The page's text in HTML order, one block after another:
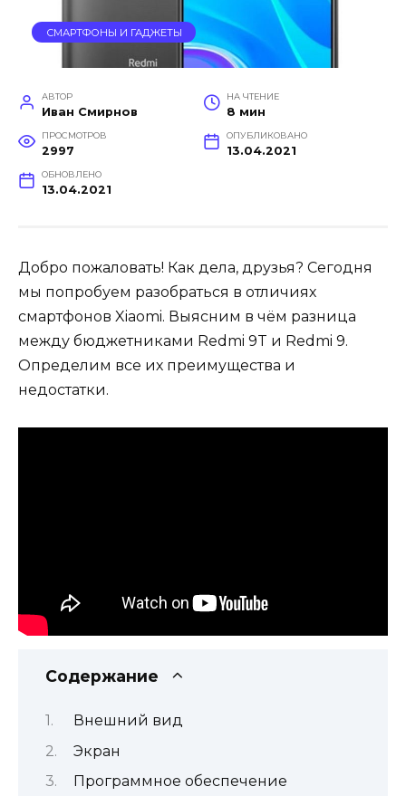
СМАРТФОНЫ И ГАДЖЕТЫ
АВТОР
Иван Смирнов
НА ЧТЕНИЕ
8 мин
ПРОСМОТРОВ
2997
ОПУБЛИКОВАНО
13.04.2021
ОБНОВЛЕНО
13.04.2021
Добро пожаловать! Как дела, друзья? Сегодня
мы попробуем разобраться в отличиях
смартфонов Xiaomi. Выясним в чём разница
между бюджетниками Redmi 9T и Redmi 9.
Определим все их преимущества и
недостатки.
Содержание
Внешний вид
Экран
Программное обеспечение